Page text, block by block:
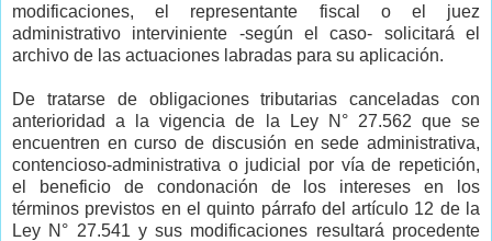
modificaciones, el representante fiscal o el juez
administrativo interviniente -según el caso- solicitará el
archivo de las actuaciones labradas para su aplicación.
De tratarse de obligaciones tributarias canceladas con
anterioridad a la vigencia de la Ley N° 27.562 que se
encuentren en curso de discusión en sede administrativa,
contencioso-administrativa o judicial por vía de repetición,
el beneficio de condonación de los intereses en los
términos previstos en el quinto párrafo del artículo 12 de la
Ley N° 27.541 y sus modificaciones resultará procedente